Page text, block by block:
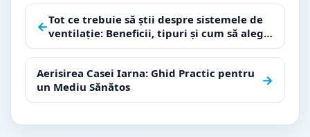
Navigare
în
articole
←Tot ce trebuie să știi despre sistemele de
ventilație: Beneficii, tipuri și cum să alegi
varianta potrivită pentru casa ta
Aerisirea Casei Iarna: Ghid Practic pentru
un Mediu Sănătos
→